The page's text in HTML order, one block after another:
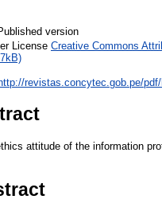
version
License Creative Commons
revistas.concytec.gob.pe/
attitude of the information